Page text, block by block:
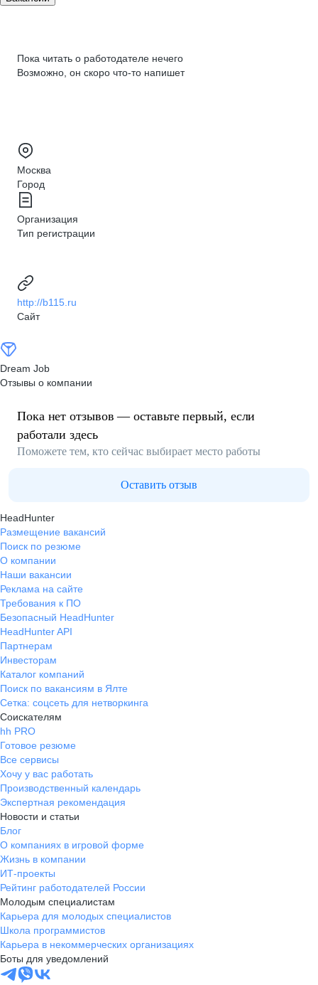
Пока читать о работодателе нечего
Возможно, он скоро что‑то напишет
Москва
Город
Организация
Тип регистрации
http://b115.ru
Сайт
Dream Job
Отзывы о компании
Пока нет отзывов — оставьте первый, если
работали здесь
Поможете тем, кто сейчас выбирает место работы
Оставить отзыв
HeadHunter
Размещение вакансий
Поиск по резюме
О компании
Наши вакансии
Реклама на сайте
Требования к ПО
Безопасный HeadHunter
HeadHunter API
Партнерам
Инвесторам
Каталог компаний
Поиск по вакансиям в Ялте
Сетка: соцсеть для нетворкинга
Соискателям
hh PRO
Готовое резюме
Все сервисы
Хочу у вас работать
Производственный календарь
Экспертная рекомендация
Новости и статьи
Блог
О компаниях в игровой форме
Жизнь в компании
ИТ-проекты
Рейтинг работодателей России
Молодым специалистам
Карьера для молодых специалистов
Школа программистов
Карьера в некоммерческих организациях
Боты для уведомлений